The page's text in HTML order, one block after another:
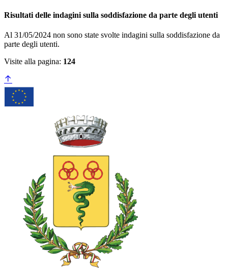
Risultati delle indagini sulla soddisfazione da parte degli utenti
Al 31/05/2024 non sono state svolte indagini sulla soddisfazione da
parte degli utenti.
Visite alla pagina: 124